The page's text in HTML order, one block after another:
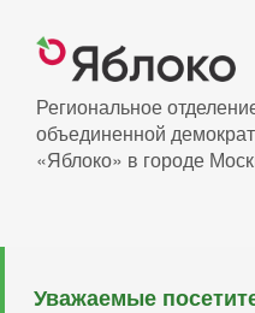
основному
Региональное
объединенной
«Яблоко» в городе
Уважаемые